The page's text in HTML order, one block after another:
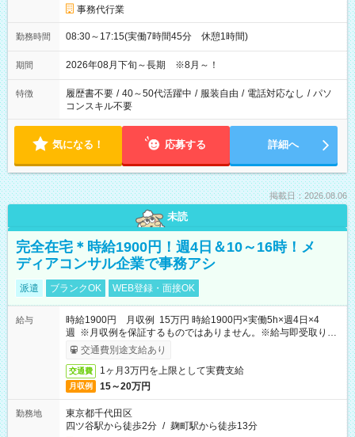
事務代行業
勤務時間 08:30～17:15(実働7時間45分 休憩1時間)
期間 2026年08月下旬～長期 ※8月～！
特徴 履歴書不要 / 40～50代活躍中 / 服装自由 / 電話対応なし / パソ
コンスキル不要
気になる！ 応募する 詳細へ
掲載日：2026.08.06
未読
完全在宅＊時給1900円！週4日＆10～16時！メ
ディアコンサル企業で事務アシ
派遣 ブランクOK WEB登録・面接OK
給与
時給1900円 月収例 15万円 時給1900円×実働5h×週4日×4
週 ※月収例を保証するものではありません。※給与即受取りサ
ービス利用可（利用条件有）
交通費別途支給あり
交通費 1ヶ月3万円を上限として実費支給
月収例 15～20万円
勤務地
東京都千代田区
四ツ谷駅から徒歩2分 / 麹町駅から徒歩13分